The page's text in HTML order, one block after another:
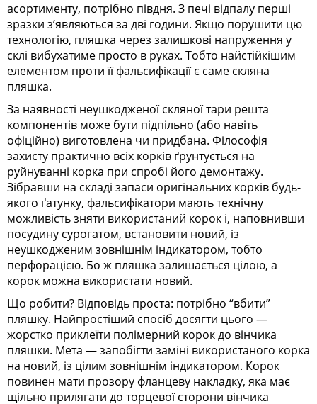
асортименту, потрібно півдня. З печі відпалу перші
зразки з’являються за дві години. Якщо порушити цю
технологію, пляшка через залишкові напруження у
склі вибухатиме просто в руках. Тобто найстійкішим
елементом проти її фальсифікації є саме скляна
пляшка.
За наявності неушкодженої скляної тари решта
компонентів може бути підпільно (або навіть
офіційно) виготовлена чи придбана. Філософія
захисту практично всіх корків ґрунтується на
руйнуванні корка при спробі його демонтажу.
Зібравши на складі запаси оригінальних корків будь-
якого ґатунку, фальсифікатори мають технічну
можливість зняти використаний корок і, наповнивши
посудину сурогатом, встановити новий, із
неушкодженим зовнішнім індикатором, тобто
перфорацією. Бо ж пляшка залишається цілою, а
корок можна використати новий.
Що робити? Відповідь проста: потрібно “вбити”
пляшку. Найпростіший спосіб досягти цього —
жорстко приклеїти полімерний корок до вінчика
пляшки. Мета — запобігти заміні використаного корка
на новий, із цілим зовнішнім індикатором. Корок
повинен мати прозору фланцеву накладку, яка має
щільно прилягати до торцевої сторони вінчика